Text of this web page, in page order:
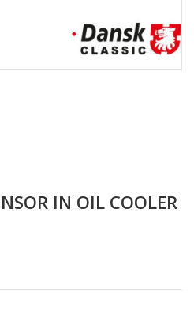
IN OIL COOLER